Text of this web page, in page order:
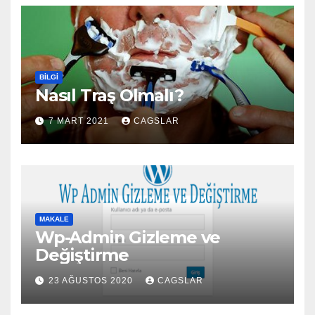
BILGI
Nasıl Traş Olmalı?
7 MART 2021 CAGSLAR
MAKALE
Wp-Admin Gizleme ve
Değiştirme
23 AĞUSTOS 2020 CAGSLAR